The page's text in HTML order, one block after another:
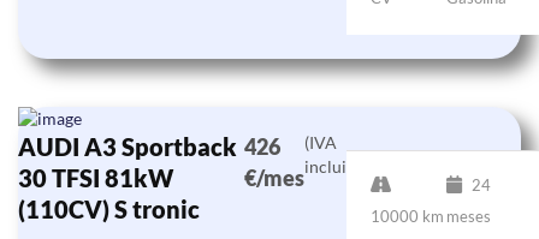
AUDI A3 Sportback
30 TFSI 81kW
(110CV) S tronic
426
€/mes
(IVA
incluido)
10000 km
24
meses